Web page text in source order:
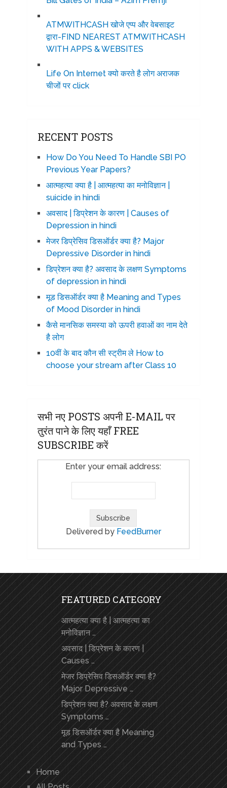
ATMWITHCASH खोजे एप्प और वेबसाइट
द्वारा-FIND NEAREST ATMWITHCASH
WITH APPS & WEBSITES
Life On Internet क्यो करते है लोग अराजक
चीजों पर click
RECENT POSTS
How Do You Need To Handle SBI PO
Previous Year Papers?
आत्महत्या क्या है | आत्महत्या का मनोविज्ञान |
suicide in hindi
अवसाद | डिप्रेशन के कारण | Causes of
Depression in hindi
मेजर डिप्रेसिव डिसऑर्डर क्या है? Major
Depressive Disorder in hindi
डिप्रेशन क्या है? अवसाद के लक्षण Symptoms
of depression in hindi
मूड डिसऑर्डर क्या है Meaning and Types
of Mood Disorder in hindi
कैसे मानसिक समस्या को ऊपरी हवाओं का नाम देते
है लोग
10वीं के बाद कौन सी स्ट्रीम ले How to
choose your stream after Class 10
सभी नए POSTS अपनी E-MAIL पर
तुरंत पाने के लिए यहाँ FREE
SUBSCRIBE करें
Enter your email address:
Delivered by FeedBurner
FEATURED CATEGORY
आत्महत्या क्या है | आत्महत्या का
मनोविज्ञान …
अवसाद | डिप्रेशन के कारण |
Causes …
मेजर डिप्रेसिव डिसऑर्डर क्या है?
Major Depressive …
डिप्रेशन क्या है? अवसाद के लक्षण
Symptoms …
मूड डिसऑर्डर क्या है Meaning
and Types …
Home